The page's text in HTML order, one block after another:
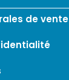
de vente